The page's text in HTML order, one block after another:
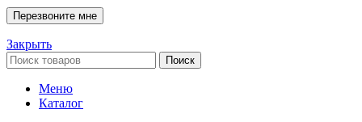
Закрыть
Поиск
Меню
Каталог